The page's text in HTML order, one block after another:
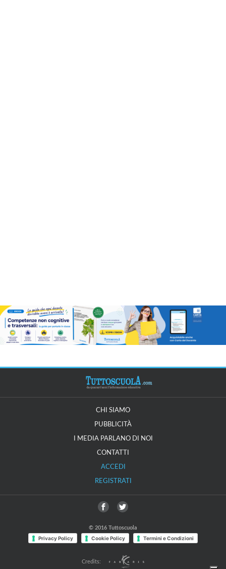
CHI SIAMO
PUBBLICITÀ
I MEDIA PARLANO DI NOI
CONTATTI
ACCEDI
REGISTRATI
© 2016 Tuttoscuola
Privacy Policy Cookie Policy Termini e Condizioni
Credits: